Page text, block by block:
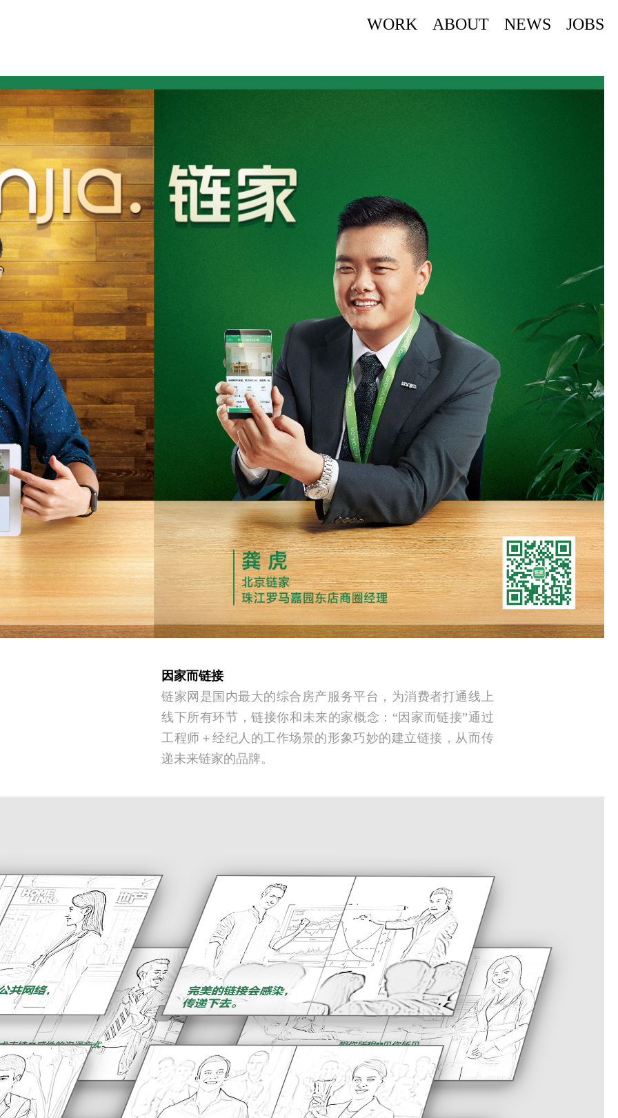
WORK ABOUT NEWS JOBS
因家而链接
链家网是国内最大的综合房产服务平台，为消费者打通线上
线下所有环节，链接你和未来的家概念：“因家而链接”通过
工程师＋经纪人的工作场景的形象巧妙的建立链接，从而传
递未来链家的品牌。